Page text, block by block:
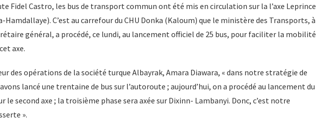
Fidel Castro, les bus de transport commun ont été mis en circulation sur la l’axe Leprince
Hamdallaye). C’est au carrefour du CHU Donka (Kaloum) que le ministère des Transports, à
général, a procédé, ce lundi, au lancement officiel de 25 bus, pour faciliter la mobilité
axe.
des opérations de la société turque Albayrak, Amara Diawara, « dans notre stratégie de
lancé une trentaine de bus sur l’autoroute ; aujourd’hui, on a procédé au lancement du
le second axe ; la troisième phase sera axée sur Dixinn- Lambanyi. Donc, c’est notre
».